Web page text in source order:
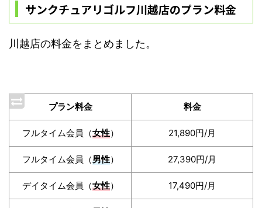
サンクチュアリゴルフ川越店のプラン料金
川越店の料金をまとめました。
プラン料金 料金
フルタイム会員（女性） 21,890円/月
フルタイム会員（男性） 27,390円/月
デイタイム会員（女性） 17,490円/月